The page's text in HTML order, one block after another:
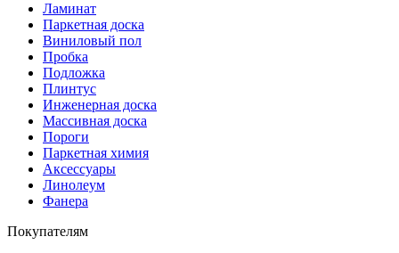
Ламинат
Паркетная доска
Виниловый пол
Пробка
Подложка
Плинтус
Инженерная доска
Массивная доска
Пороги
Паркетная химия
Аксессуары
Линолеум
Фанера
Покупателям